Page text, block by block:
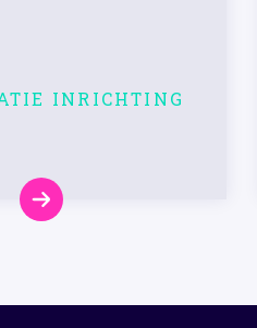
INRICHTING